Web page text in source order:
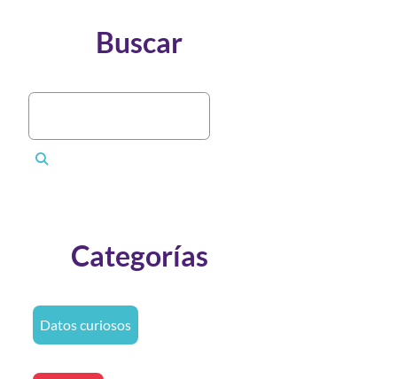
Buscar
Categorías
Datos curiosos